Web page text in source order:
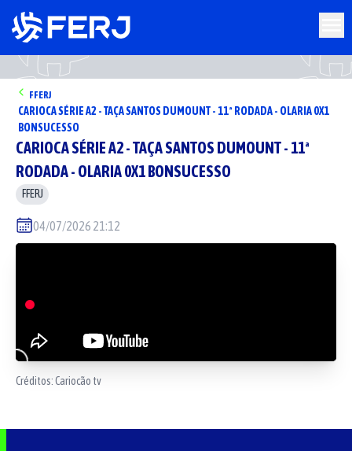
FFERJ
CARIOCA SÉRIE A2 - TAÇA SANTOS DUMOUNT - 11ª RODADA - OLARIA 0X1
BONSUCESSO
CARIOCA SÉRIE A2 - TAÇA SANTOS DUMOUNT - 11ª
RODADA - OLARIA 0X1 BONSUCESSO
FFERJ
04/07/2026 21:12
Créditos:Cariocão tv